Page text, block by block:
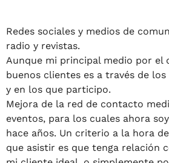
Redes sociales y medios de
radio y revistas.
Aunque mi principal medio por el
buenos clientes es a través de
y en los que participo.
Mejora de la red de contacto
eventos, para los cuales ahora
hace años. Un criterio a la hora
que asistir es que tenga relación